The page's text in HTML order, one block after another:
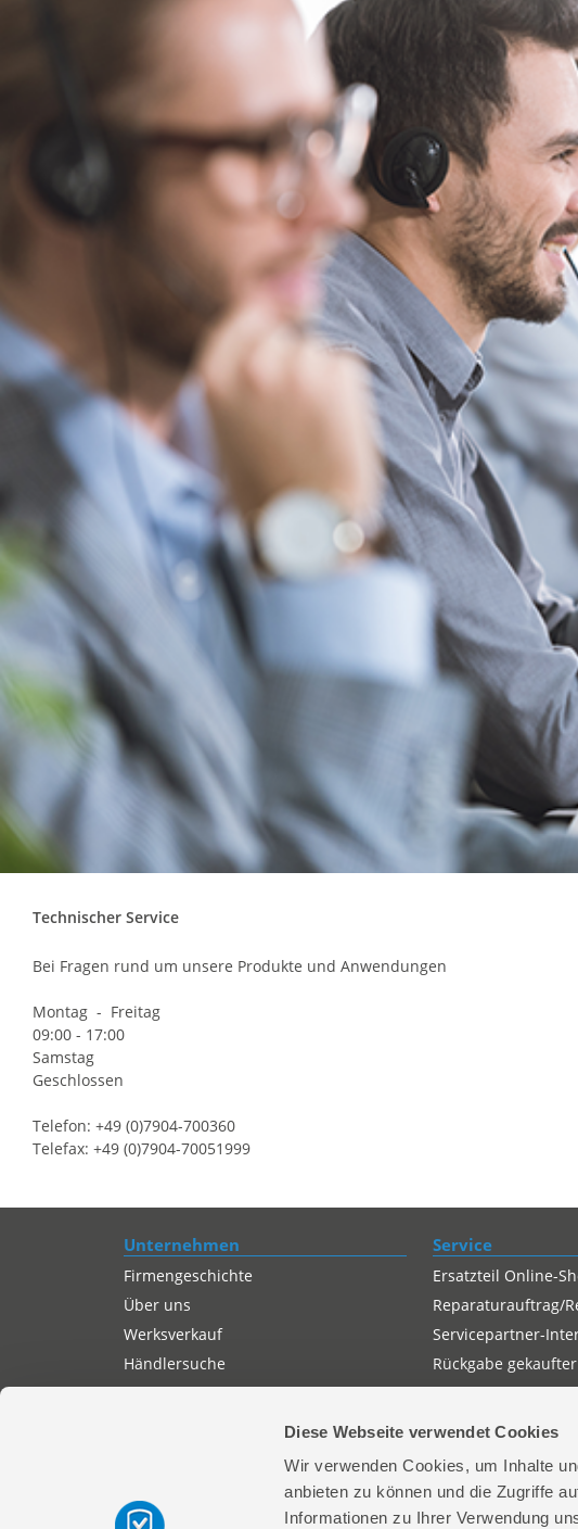
Diese Webseite verwendet Cookies
Wir verwenden Cookies, um Inhalte
anbieten zu können und die Zugriffe
Informationen zu Ihrer Verwendung
Technischer Service
Bei Fragen rund um unsere Produkte und Anwendungen
Montag - Freitag
09:00 - 17:00
Samstag
Geschlossen
Telefon: +49 (0)7904-700360
Telefax: +49 (0)7904-70051999
Unternehmen
Firmengeschichte
Über uns
Werksverkauf
Händlersuche
Servicepartner-International
Autorisierter Internetpartner
Service
Ersatzteil Online-
Reparaturauftrag/
Servicepartner-
Rückgabe